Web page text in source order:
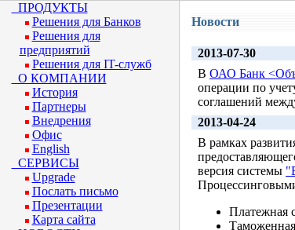
ПРОДУКТЫ
Решения для Банков
Решения для
предприятий
Решения для IT-служб
О КОМПАНИИ
История
Партнеры
Внедрения
Офис
English
СЕРВИСЫ
Upgrade
Послать письмо
Презентации
Карта сайта
Новости
2013-07-30
В ОАО Банк
операции по
соглашений
2013-04-24
В рамках
версия системы
Платежная